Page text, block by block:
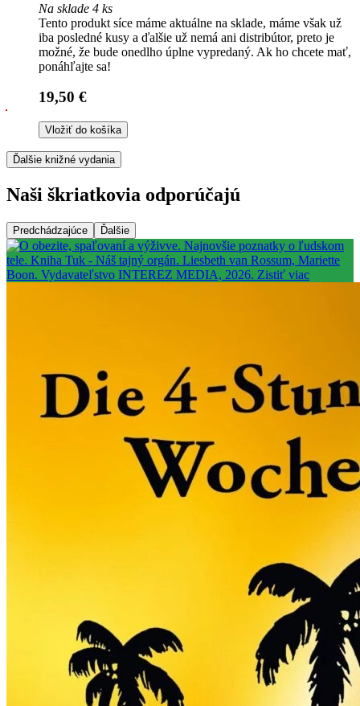
Na sklade 4 ks
Tento produkt síce máme aktuálne na sklade, máme však už
iba posledné kusy a ďalšie už nemá ani distribútor, preto je
možné, že bude onedlho úplne vypredaný. Ak ho chcete mať,
ponáhľajte sa!
19,50 €
Vložiť do košíka
Ďalšie knižné vydania
Naši škriatkovia odporúčajú
Predchádzajúce Ďalšie